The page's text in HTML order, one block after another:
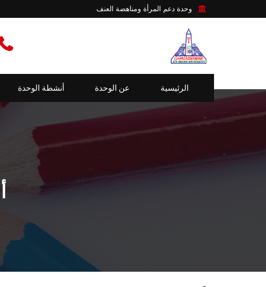
وحدة دعم المرأة ومناهضة العنف
الرئيسية عن الوحدة أنشطة الوحدة